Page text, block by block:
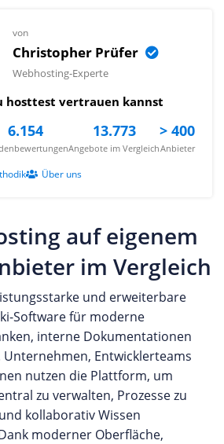
von
Christopher Prüfer
Webhosting-Experte
hosttest vertrauen kannst
6.154 13.773
Angebote im Vergleich
> 400
Anbieter
Über uns
auf eigenem
im Vergleich
und erweiterbare
Software für moderne
interne Dokumentationen
Unternehmen, Entwicklerteams
nutzen die Plattform, um
zu verwalten, Prozesse zu
kollaborativ Wissen
moderner Oberfläche,